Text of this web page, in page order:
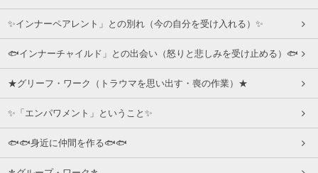
✨インナーペアレント」との別れ（今の自分を受け入れる）✨
🐟インナーチャイルド」との出会い（怒りと悲しみを受け止める）🐟
★グリーフ・ワーク（トラウマを思い出す・喪の作業）★
✨「エンパワメント」ということ✨
🐟🐟身近に仲間を作る🐟🐟